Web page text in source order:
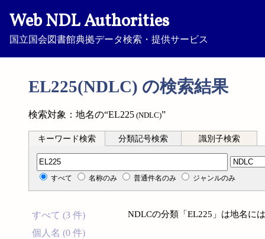
Web NDL Authorities
国立国会図書館典拠データ検索・提供サービス
EL225(NDLC) の検索結果
検索対象：地名の“EL225 (NDLC)”
キーワード検索 分類記号検索 識別子検索
分類記号検索
すべて 名称のみ 普通件名のみ ジャンルのみ
すべて (3 件)
個人名 (0 件)
NDLCの分類「EL225」は地名に